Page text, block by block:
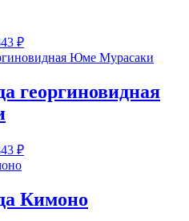
₽
георгиновидная
₽
Кимоно